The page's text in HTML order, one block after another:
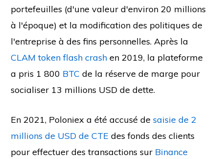
portefeuilles (d'une valeur d'environ 20 millions
à l'époque) et la modification des politiques de
l'entreprise à des fins personnelles. Après la
CLAM token flash crash en 2019, la plateforme
a pris 1 800 BTC de la réserve de marge pour
socialiser 13 millions USD de dette.
En 2021, Poloniex a été accusé desaisie de 2
millions de USD de CTE des fonds des clients
pour effectuer des transactions sur Binance